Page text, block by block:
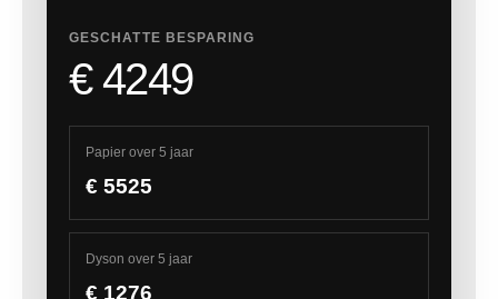
GESCHATTE BESPARING
€ 4249
Papier over 5 jaar
€ 5525
Dyson over 5 jaar
€ 1276